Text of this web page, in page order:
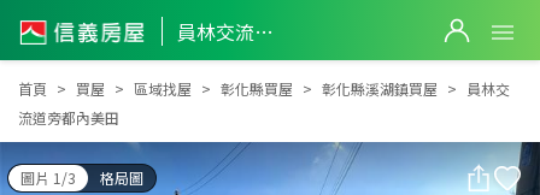
員林交流道旁都內美田
員林交流道旁都內美田
首頁 買屋 區域找屋 彰化縣買屋 彰化縣溪湖鎮買屋
員林交
流道旁都內美田
圖片 1/3 格局圖